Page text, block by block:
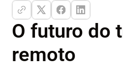
O futuro do
remoto